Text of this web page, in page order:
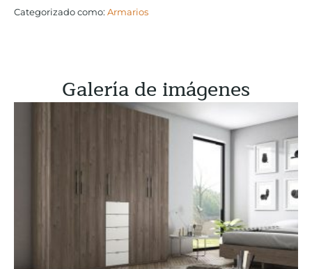
Categorizado como: Armarios
Galería de imágenes